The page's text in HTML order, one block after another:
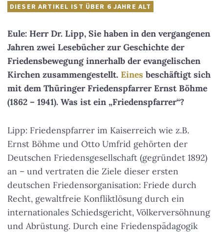
DIESER ARTIKEL IST ÜBER 6 JAHRE ALT
Eule: Herr Dr. Lipp, Sie haben in den vergangenen
Jahren zwei Lesebücher zur Geschichte der
Friedensbewegung innerhalb der evangelischen
Kirchen zusammengestellt. Eines beschäftigt sich
mit dem Thüringer Friedenspfarrer Ernst Böhme
(1862 – 1941). Was ist ein „Friedenspfarrer“?
Lipp: Friedenspfarrer im Kaiserreich wie z.B.
Ernst Böhme und Otto Umfrid gehörten der
Deutschen Friedensgesellschaft (gegründet 1892)
an – und vertraten die Ziele dieser ersten
deutschen Friedensorganisation: Friede durch
Recht, gewaltfreie Konfliktlösung durch ein
internationales Schiedsgericht, Völkerversöhnung
und Abrüstung. Durch eine Friedenspädagogik